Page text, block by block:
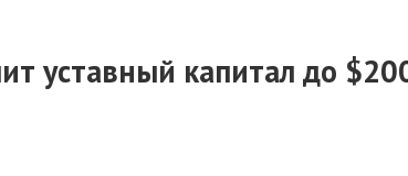
уставный капитал до